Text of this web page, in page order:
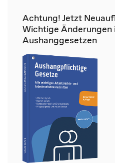
Achtung! Jetzt
Wichtige Änderungen
Aushanggesetzen